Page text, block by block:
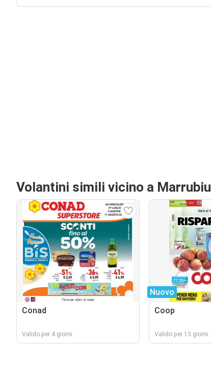
Volantini simili vicino a Marrubiu
Conad
Valido per 4 giorni
Nuovo
Coop
Valido per 13 giorni